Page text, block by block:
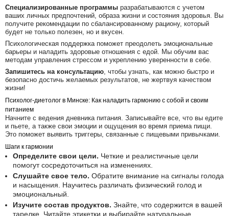
Специализированные программы разрабатываются с учетом
ваших личных предпочтений, образа жизни и состояния здоровья. Вы
получите рекомендации по сбалансированному рациону, который
будет не только полезен, но и вкусен.
Психологическая поддержка поможет преодолеть эмоциональные
барьеры и наладить здоровые отношения с едой. Мы обучим вас
методам управления стрессом и укреплению уверенности в себе.
Запишитесь на консультацию, чтобы узнать, как можно быстро и
безопасно достичь желаемых результатов, не жертвуя качеством
жизни!
Психолог-диетолог в Минске: Как наладить гармонию с собой и своим
питанием
Начните с ведения дневника питания. Записывайте все, что вы едите
и пьете, а также свои эмоции и ощущения во время приема пищи.
Это поможет выявить триггеры, связанные с пищевыми привычками.
Шаги к гармонии
Определите свои цели. Четкие и реалистичные цели
помогут сосредоточиться на изменениях.
Слушайте свое тело. Обратите внимание на сигналы голода
и насыщения. Научитесь различать физический голод и
эмоциональный.
Изучите состав продуктов. Знайте, что содержится в вашей
тарелке. Читайте этикетки и выбирайте натуральные